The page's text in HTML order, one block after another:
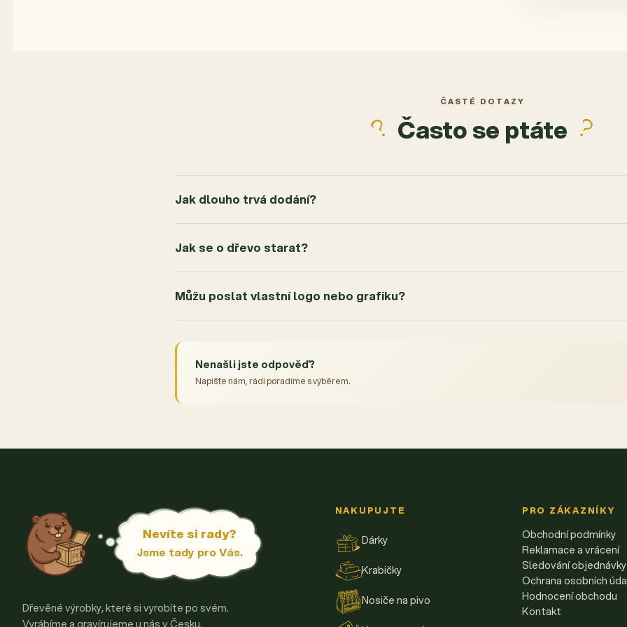
ČASTÉ DOTAZY
Často se ptáte
Jak dlouho trvá dodání?
Jak se o dřevo starat?
Můžu poslat vlastní logo nebo grafiku?
Nenašli jste odpověď?
Napište nám, rádi poradíme s výběrem.
Nevíte si rady?
Jsme tady pro Vás.
Dřevěné výrobky, které si vyrobíte po svém.
Vyrábíme a gravírujeme u nás v Česku.
NAKUPUJTE
Dárky
Krabičky
Nosiče na pivo
PRO ZÁKAZNÍKY
Obchodní podmínky
Reklamace a vrácení
Sledování objednávky
Ochrana osobních
Hodnocení obchodu
Kontakt